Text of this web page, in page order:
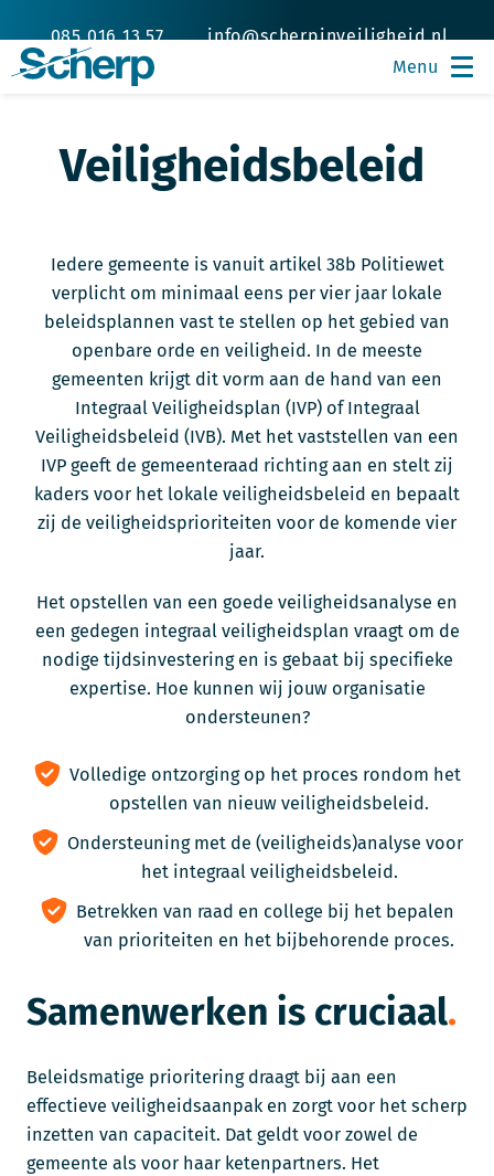
085 016 13 57 info@scherpinveiligheid.nl
Veiligheidsbeleid
Iedere gemeente is vanuit artikel 38b Politiewet
verplicht om minimaal eens per vier jaar lokale
beleidsplannen vast te stellen op het gebied van
openbare orde en veiligheid. In de meeste
gemeenten krijgt dit vorm aan de hand van een
Integraal Veiligheidsplan (IVP) of Integraal
Veiligheidsbeleid (IVB). Met het vaststellen van een
IVP geeft de gemeenteraad richting aan en stelt zij
kaders voor het lokale veiligheidsbeleid en bepaalt
zij de veiligheidsprioriteiten voor de komende vier
jaar.
Het opstellen van een goede veiligheidsanalyse en
een gedegen integraal veiligheidsplan vraagt om de
nodige tijdsinvestering en is gebaat bij specifieke
expertise. Hoe kunnen wij jouw organisatie
ondersteunen?
Volledige ontzorging op het proces rondom het
opstellen van nieuw veiligheidsbeleid.
Ondersteuning met de (veiligheids)analyse voor
het integraal veiligheidsbeleid.
Betrekken van raad en college bij het bepalen
van prioriteiten en het bijbehorende proces.
Samenwerken is cruciaal
Beleidsmatige prioritering draagt bij aan een
effectieve veiligheidsaanpak en zorgt voor het scherp
inzetten van capaciteit. Dat geldt voor zowel de
gemeente als voor haar ketenpartners. Het